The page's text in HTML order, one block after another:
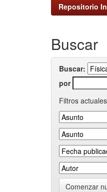
Repositorio
Buscar
Buscar:
por
Filtros
Comenzar